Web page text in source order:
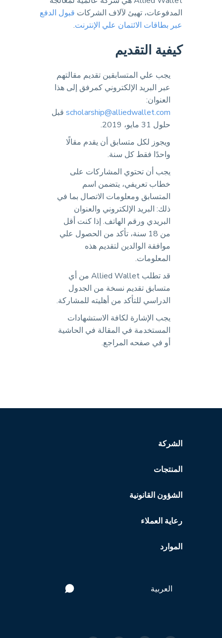
المدفوعات، تهيئ لآلاف الشركات قبول الدفع
عبر بطاقات الائتمان علي الإنترنت.
كيفية التقديم
يجب علي المتسابقين تقديم مقالتهم
عبر البريد الإلكتروني كمرفق إلى هذا
العنوان:
scholarship@alliedwallet.com قبل
حلول 31 مايو، 2019.
ويجوز لكل متسابق أن يقدم مقالًا
واحدًا فقط كل سنة.
يجب أن تحتوي المشاركات على
خطاب تعريفي، يتضمن اسم
المتسابق ومعلومات الاتصال بما في
ذلك: البريد الإلكتروني والعنوان
البريدي ورقم الهاتف. إذا كنت أقل
من 18 سنة، تأكد من الحصول علي
موافقة الوالدين لتقديم هذه
المعلومات.
قد تطلب Allied Wallet من أي
متسابق تقديم نسخة من الجدول
الدراسي للتأكد من أهليته للمشاركة.
يجب الإشارة لكافة الاستشهادات
المستخدمة في المقالة في الحاشية
أو في صفحه المراجع.
الشركة
المنتجات
الشؤون القانونية
رعاية العملاء
الموارد
العربية